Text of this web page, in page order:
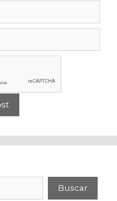
Buscar